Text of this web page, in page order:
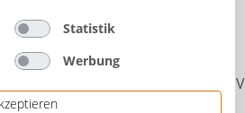
schwarz
PLUS A/S | Ådalen 13B | 6600
Statistik
Werbung